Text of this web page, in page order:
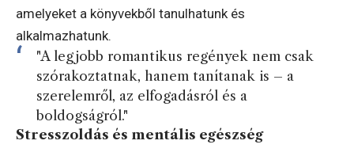
amelyeket a könyvekből tanulhatunk és
alkalmazhatunk.
"A legjobb romantikus regények nem csak
szórakoztatnak, hanem tanítanak is – a
szerelemről, az elfogadásról és a
boldogságról."
Stresszoldás és mentális egészség